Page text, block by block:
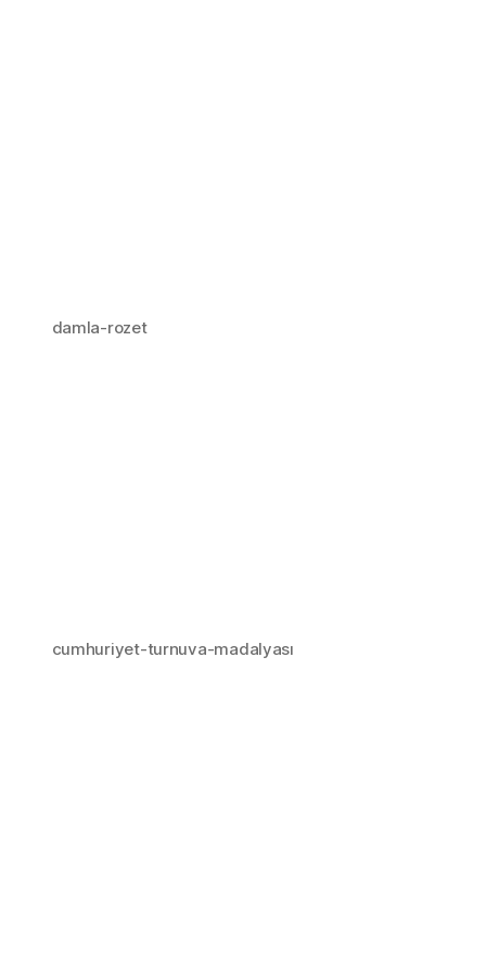
damla-rozet
cumhuriyet-turnuva-madalyası